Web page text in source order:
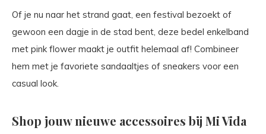
Of je nu naar het strand gaat, een festival bezoekt of
gewoon een dagje in de stad bent, deze bedel enkelband
met pink flower maakt je outfit helemaal af! Combineer
hem met je favoriete sandaaltjes of sneakers voor een
casual look.
Shop jouw nieuwe accessoires bij Mi Vida